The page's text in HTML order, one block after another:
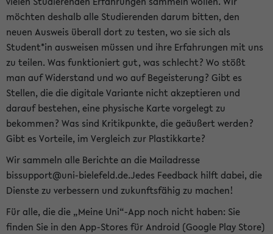
möchten deshalb alle Studierenden darum bitten, den
neuen Ausweis überall dort zu testen, wo sie sich als
Student*in ausweisen müssen und ihre Erfahrungen mit uns
zu teilen. Was funktioniert gut, was schlecht? Wo stößt
man auf Widerstand und wo auf Begeisterung? Gibt es
Stellen, die die digitale Variante nicht akzeptieren und
darauf bestehen, eine physische Karte vorgelegt zu
bekommen? Was sind Kritikpunkte, die geäußert werden?
Gibt es Vorteile, im Vergleich zur Plastikkarte?
Wir sammeln alle Berichte an die Mailadresse
bissupport@uni-bielefeld.de.Jedes Feedback hilft dabei, die
Dienste zu verbessern und zukunftsfähig zu machen!
Für alle, die die „Meine Uni“-App noch nicht haben: Sie
finden Sie in den App-Stores für Android (Google Play Store)